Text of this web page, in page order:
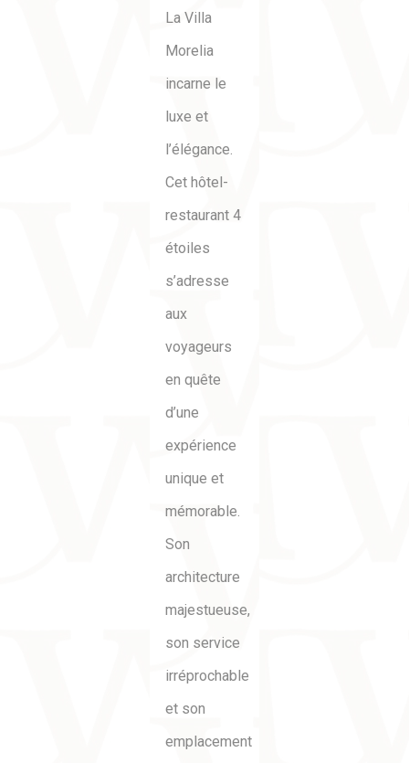
La Villa
Morelia
incarne le
luxe et
l’élégance.
Cet hôtel-
restaurant 4
étoiles
s’adresse
aux
voyageurs
en quête
d’une
expérience
unique et
mémorable.
Son
architecture
majestueuse,
son service
irréprochable
et son
emplacement